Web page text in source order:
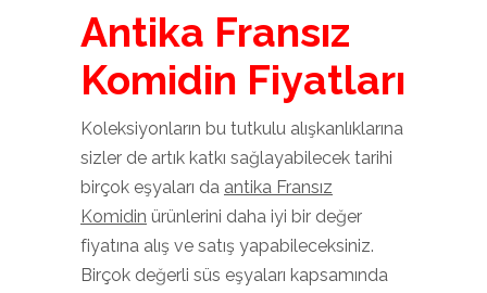
Antika Fransız
Komidin Fiyatları
Koleksiyonların bu tutkulu alışkanlıklarına
sizler de artık katkı sağlayabilecek tarihi
birçok eşyaları da antika Fransız
Komidin ürünlerini daha iyi bir değer
fiyatına alış ve satış yapabileceksiniz.
Birçok değerli süs eşyaları kapsamında